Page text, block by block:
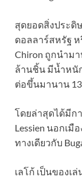
สุดยอดสิ่งประดิ
ดอลลาร์สหรัฐ ห
Chiron ถูกนำม
ล้านชิ้น มีน้ำหนัก
ต่อขึ้นมานาน
โดยล่าสุดได้มีก
Lessien นอกเมื
ทางเดียวกับ
เลโก้ เป็นของเ